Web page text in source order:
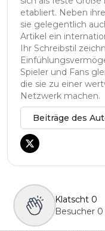
etabliert. Neben
sie gelegentlich
Artikel ein
Ihr Schreibstil
Spieler und Fans
die sie zu einer
Netzwerk machen.
Beiträge des
Klatscht 0
Besucher 0